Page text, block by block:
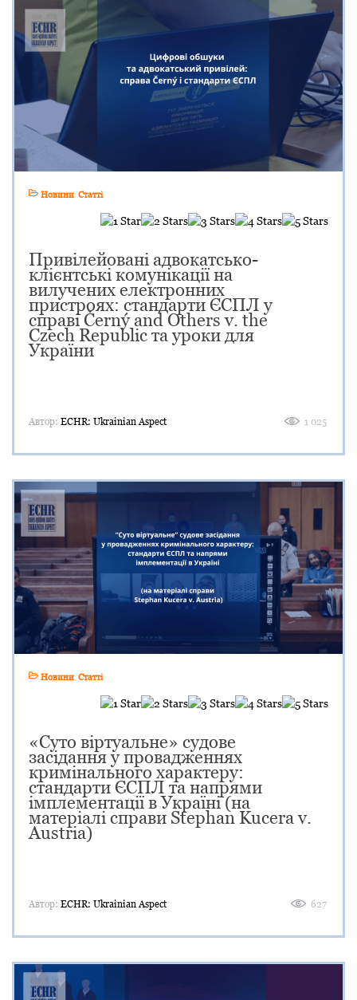
Новини Статті
Привілейовані адвокатсько-
клієнтські комунікації на
вилучених електронних
пристроях: стандарти ЄСПЛ у
справі Černý and Others v. the
Czech Republic та уроки для
України
Автор: ECHR: Ukrainian Aspect 1 025
Новини Статті
«Суто віртуальне» судове
засідання у провадженнях
кримінального характеру:
стандарти ЄСПЛ та напрями
імплементації в Україні (на
матеріалі справи Stephan Kucera v.
Austria)
Автор: ECHR: Ukrainian Aspect 627